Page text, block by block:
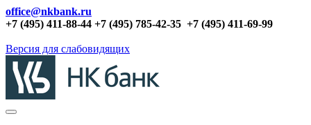
office@nkbank.ru
+7 (495) 411-88-44 +7 (495) 785-42-35 +7 (495) 411-69-99
Версия для слабовидящих